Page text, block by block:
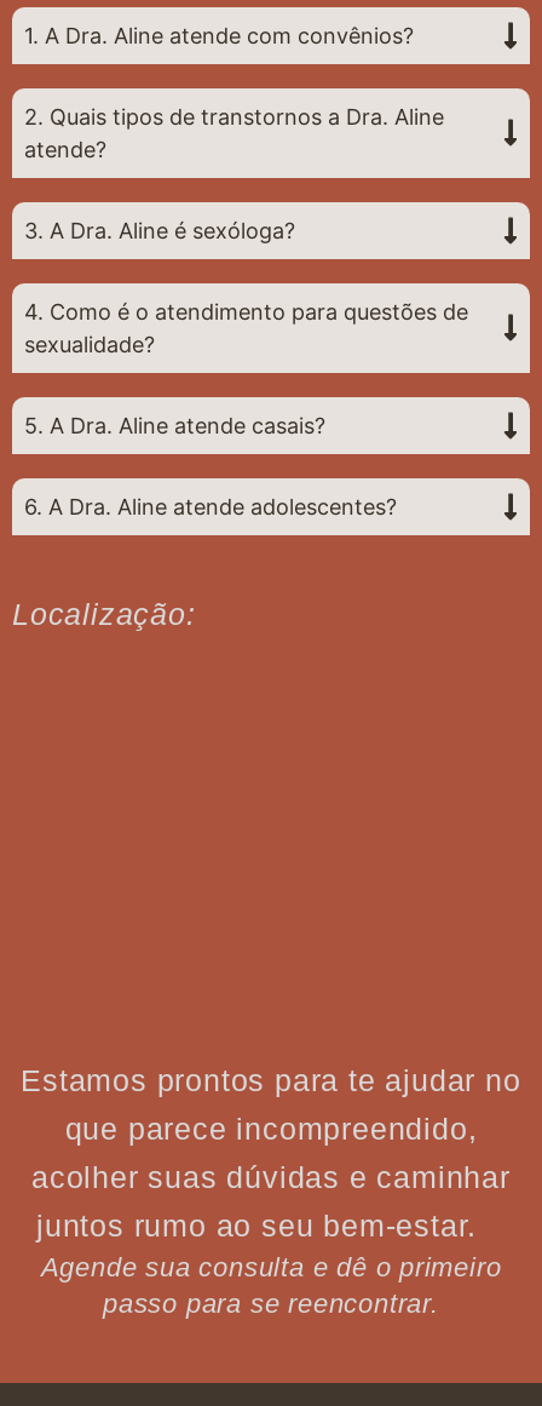
1. A Dra. Aline atende com convênios?
2. Quais tipos de transtornos a Dra. Aline
atende?
3. A Dra. Aline é sexóloga?
4. Como é o atendimento para questões de
sexualidade?
5. A Dra. Aline atende casais?
6. A Dra. Aline atende adolescentes?
Localização:
Estamos prontos para te ajudar no
que parece incompreendido,
acolher suas dúvidas e caminhar
juntos rumo ao seu bem-estar.
Agende sua consulta e dê o primeiro
passo para se reencontrar.